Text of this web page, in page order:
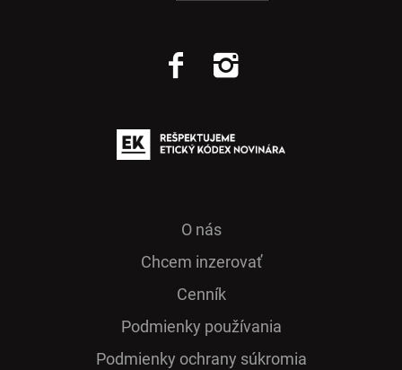
O nás
Chcem inzerovať
Cenník
Podmienky používania
Podmienky ochrany súkromia